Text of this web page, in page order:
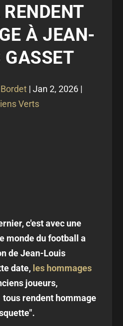
À JEAN-
GASSET
| Jan 2, 2026 |
Verts
c'est avec une
monde du football a
de Jean-Louis
date, les hommages
joueurs,
rendent hommage